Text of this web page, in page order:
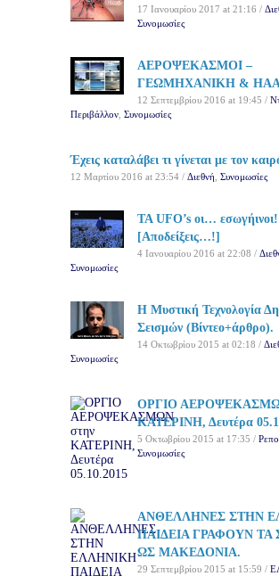
17 Ιανουαρίου 2017 at 21:16 /
Συνομωσίες
ΑΕΡΟΨΕΚΑΣΜΟΙ –
ΓΕΩΜΗΧΑΝΙΚΗ &
12 Σεπτεμβρίου 2016 at 19:45 /
Περιβάλλον Συνομωσίες
Έχεις καταλάβει τι γίνεται με τον
12 Μαρτίου 2016 at 23:54 / Διεθνή Συνομωσίες
TA UFO’s οι…
[Αποδείξεις…!]
4 Ιανουαρίου 2016 at 22:08 /
Συνομωσίες
Η Μυστική Τεχνολογία
Σεισμών (Βίντεο+άρθρο).
14 Οκτωβρίου 2015 at 02:18 /
Συνομωσίες
ΟΡΓΙΟ
ΚΑΤΕΡΙΝΗ, Δευτέρα
5 Οκτωβρίου 2015 at 17:35 /
Συνομωσίες
ΑΝΘΕΛΛΗΝΕΣ ΣΤΗΝ
ΠΑΙΔΕΙΑ ΓΡΑΦΟΥΝ ΤΑ
ΩΣ ΜΑΚΕΔΟΝΙΑ.
29 Σεπτεμβρίου 2015 at 15:59 /